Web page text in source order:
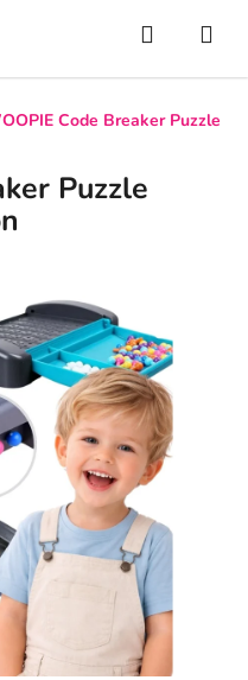
Hľadať
Code Breaker Puzzle
Puzzle